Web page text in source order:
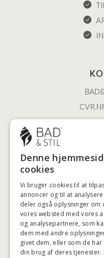
2100
+45
HØJESTE
Denne
cookies
Vi bruger cookies til at
annoncer og til at
deler også oplysninger om
vores websted med vores
og analysepartnere, som
dem med andre
givet dem, eller som de
din brug af deres tjenester.